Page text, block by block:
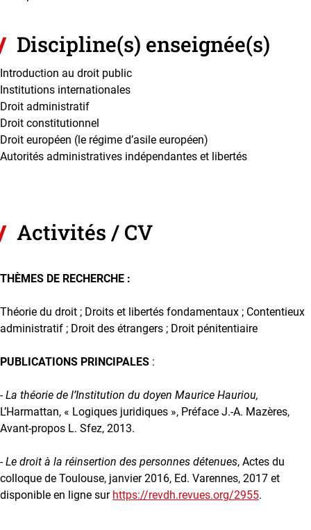
Discipline(s) enseignée(s)
Introduction au droit public
Institutions internationales
Droit administratif
Droit constitutionnel
Droit européen (le régime d’asile européen)
Autorités administratives indépendantes et libertés
Activités / CV
THÈMES DE RECHERCHE :
Théorie du droit ; Droits et libertés fondamentaux ; Contentieux
administratif ; Droit des étrangers ; Droit pénitentiaire
PUBLICATIONS PRINCIPALES :
- La théorie de l’Institution du doyen Maurice Hauriou,
L’Harmattan, « Logiques juridiques », Préface J.-A. Mazères,
Avant-propos L. Sfez, 2013.
- Le droit à la réinsertion des personnes détenues, Actes du
colloque de Toulouse, janvier 2016, Ed. Varennes, 2017 et
disponible en ligne sur https://revdh.revues.org/2955.